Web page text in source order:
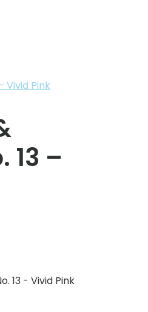
Vivid Pink
13 –
13 - Vivid Pink